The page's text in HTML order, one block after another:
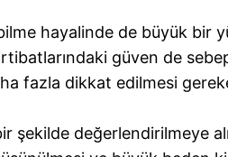
hayalinde de büyük bir
güven de
fazla dikkat edilmesi
şekilde değerlendirilmeye